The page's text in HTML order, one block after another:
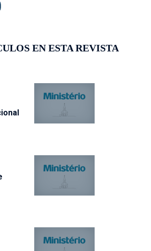
EN ESTA REVISTA